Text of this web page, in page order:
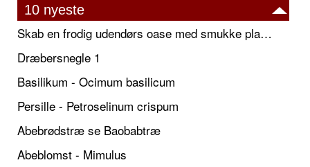
10 nyeste
Skab en frodig udendørs oase med smukke plantekrukker og elegante espalier
Dræbersnegle 1
Basilikum - Ocimum basilicum
Persille - Petroselinum crispum
Abebrødstræ se Baobabtræ
Abeblomst - Mimulus